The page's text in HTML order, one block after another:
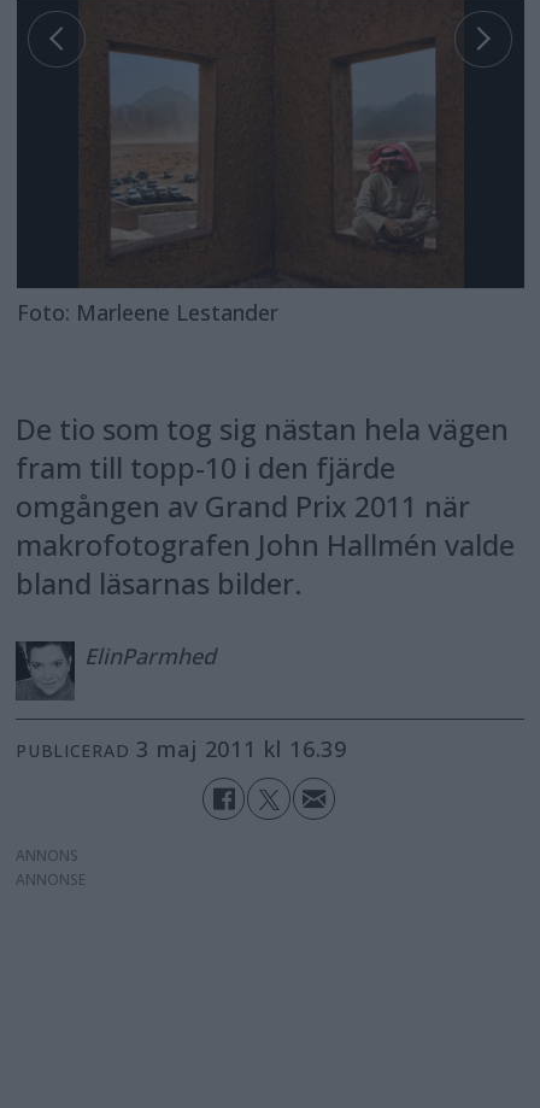
Foto: Marleene Lestander
De tio som tog sig nästan hela vägen
fram till topp-10 i den fjärde
omgången av Grand Prix 2011 när
makrofotografen John Hallmén valde
bland läsarnas bilder.
ElinParmhed
PUBLICERAD 3 maj 2011 kl 16.39
ANNONS